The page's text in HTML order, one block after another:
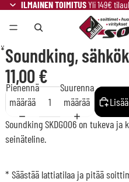
ILMAINEN TOIMITUSYli 149€
Soundking,
11,00 €
Pienennä
määrää
Suurenna
määrää
Soundking SKDG006 on tukeva ja
seinäteline.
* Säästää lattiatilaa ja pitää